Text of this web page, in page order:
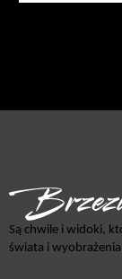
Są chwile i widoki,
świata i